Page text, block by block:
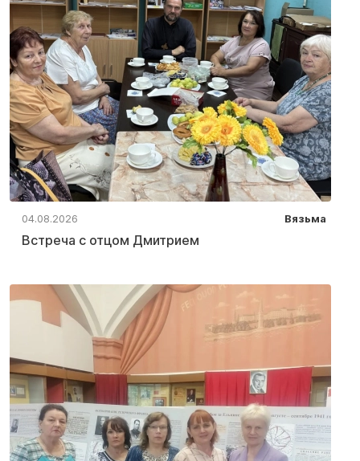
04.08.2026 Вязьма
Встреча с отцом Дмитрием